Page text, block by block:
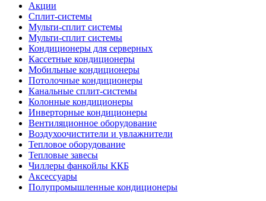
Акции
Сплит-системы
Мульти-сплит системы
Мульти-сплит системы
Кондиционеры для серверных
Кассетные кондиционеры
Мобильные кондиционеры
Потолочные кондиционеры
Канальные сплит-системы
Колонные кондиционеры
Инверторные кондиционеры
Вентиляционное оборудование
Воздухоочистители и увлажнители
Тепловое оборудование
Тепловые завесы
Чиллеры фанкойлы ККБ
Аксессуары
Полупромышленные кондиционеры